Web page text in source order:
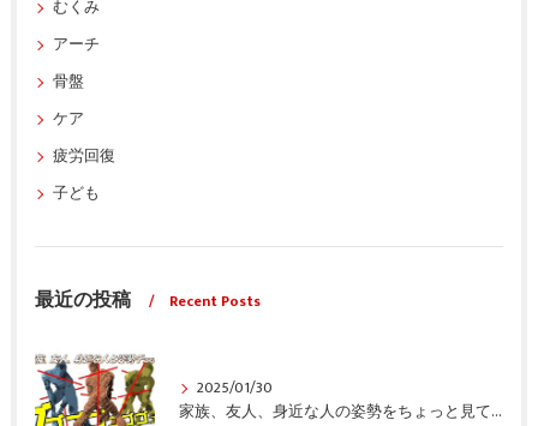
むくみ
アーチ
骨盤
ケア
疲労回復
子ども
最近の投稿 Recent Posts
2025/01/30
家族、友人、身近な人の姿勢をちょっと見てみませんか？